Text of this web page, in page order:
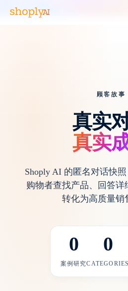
顾客故事
真实
真实
Shoply AI 的匿名对话快
购物者查找产品、回答详
转化为高质量销
0
案例研究
0